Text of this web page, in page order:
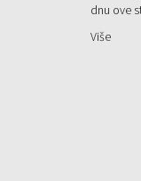
dnu ove
Više